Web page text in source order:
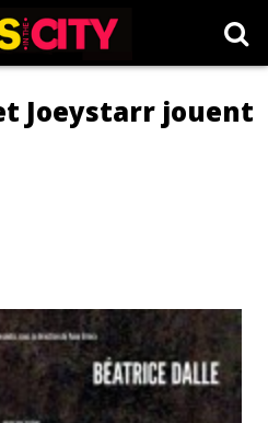
Joeystarr jouent